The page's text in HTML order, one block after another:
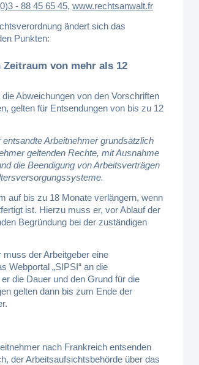
- 88 45 65 45, www.rechtsanwalt.fr
ändert sich das
Punkten:
von mehr als 12
Abweichungen von den Vorschriften
gelten für Entsendungen von bis zu 12
Arbeitnehmer grundsätzlich
geltenden Rechte, mit Ausnahme
die Beendigung von Arbeitsverträgen
auf bis zu 18 Monate verlängern, wenn
ist. Hierzu muss er, vor Ablauf der
Begründung bei der zuständigen
muss der Arbeitgeber eine
Webportal „SIPSI“ an die
die Dauer und den Grund für die
gelten dann bis zum Ende der
nach Frankreich entsenden
der Arbeitsaufsichtsbehörde über das